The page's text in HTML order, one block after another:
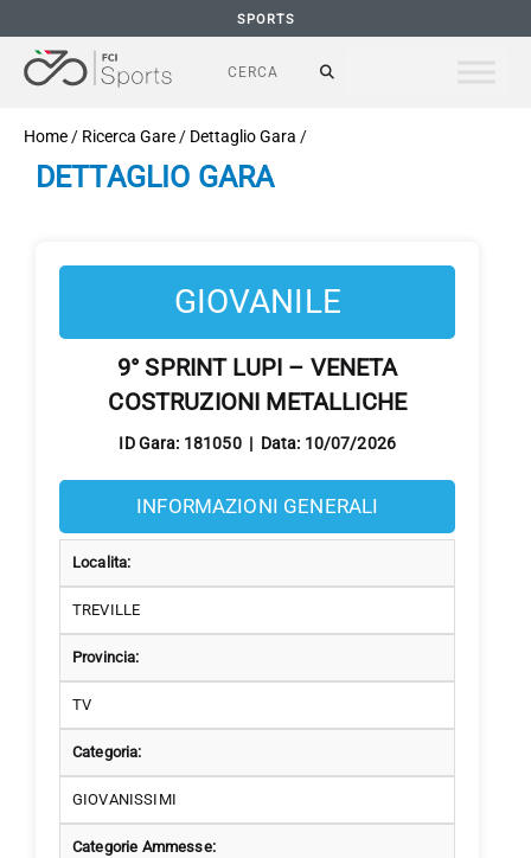
SPORTS
Home / Ricerca Gare / Dettaglio Gara /
DETTAGLIO GARA
GIOVANILE
9° SPRINT LUPI – VENETA
COSTRUZIONI METALLICHE
ID Gara: 181050 | Data: 10/07/2026
INFORMAZIONI GENERALI
Localita:
TREVILLE
Provincia:
TV
Categoria:
GIOVANISSIMI
Categorie Ammesse: